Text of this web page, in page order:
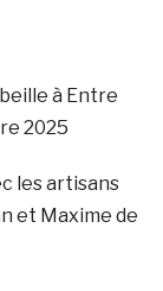
à Entre
2025
les artisans
et Maxime de